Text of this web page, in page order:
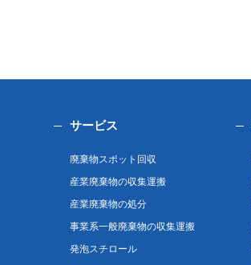
サービス
廃棄物スポット回収
産業廃棄物の収集運搬
産業廃棄物の処分
事業系一般廃棄物の収集運搬
発泡スチロール